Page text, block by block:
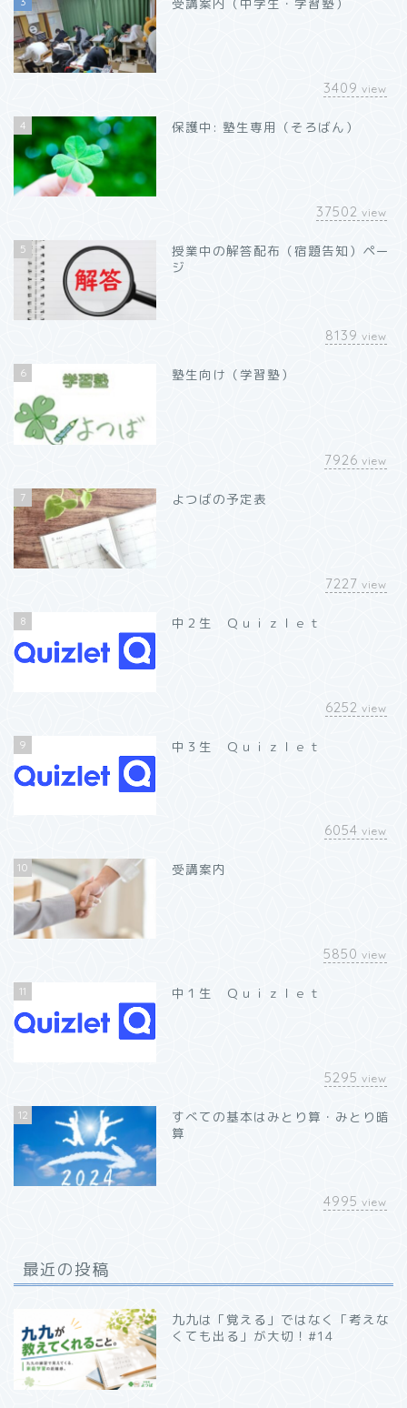
3409 view
4 保護中: 塾生専用（そろばん）
37502 view
5
授業中の解答配布（宿題告知）ペー
ジ
8139 view
6 塾生向け（学習塾）
7926 view
7 よつばの予定表
7227 view
8 中２生 Ｑｕｉｚｌｅｔ
6252 view
9 中３生 Ｑｕｉｚｌｅｔ
6054 view
10 受講案内
5850 view
11 中１生 Ｑｕｉｚｌｅｔ
5295 view
12
すべての基本はみとり算・みとり暗
算
4995 view
最近の投稿
九九は「覚える」ではなく「考えな
くても出る」が大切！#14